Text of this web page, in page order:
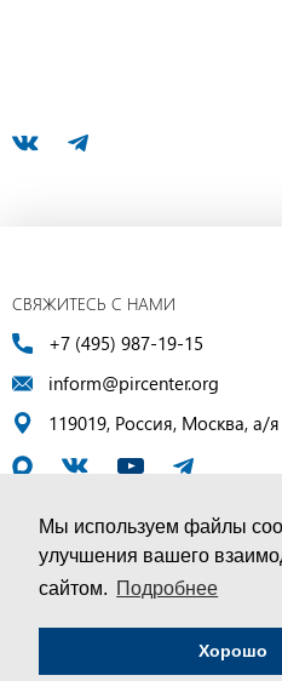
Мы используем файлы
улучшения вашего
сайтом. Подробнее
Хорошо
СВЯЖИТЕСЬ С НАМИ
+7 (495) 987-19-15
inform@pircenter.org
119019, Россия, Москва, а/
© ПИР-Центр, 1994–2025 | Все
Соглашение об обработке
Политика